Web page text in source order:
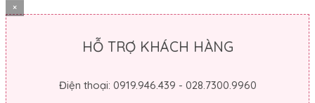
×
HỖ TRỢ KHÁCH HÀNG
Điện thoại: 0919.946.439 - 028.7300.9960